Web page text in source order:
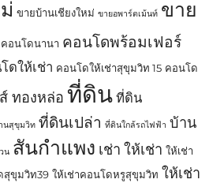
ขายบ้านเชียงใหม่ ขายอพาร์ตเม้นท์ ขาย
คอนโดนานา คอนโดพร้อมเฟอร์
ดให้เช่า คอนโดให้เช่าสุขุมวิท 15 คอนโด
ทองหล่อ ที่ดิน ที่ดิน
นสุขุมวิท ที่ดินเปล่า ที่ดินใกล้รถไฟฟ้า บ้าน
น สันกำแพง เช่า ให้เช่า ให้เช่า
สุขุมวิท39 ให้เช่าคอนโดหรูสุขุมวิท ให้เช่า